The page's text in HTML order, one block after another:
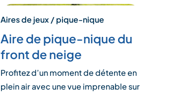
Aires de jeux / pique-nique
Aire de pique-nique du
front de neige
Profitez d’un moment de détente en
plein air avec une vue imprenable sur